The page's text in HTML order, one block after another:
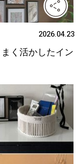
2026.04.23
く活かしたイン